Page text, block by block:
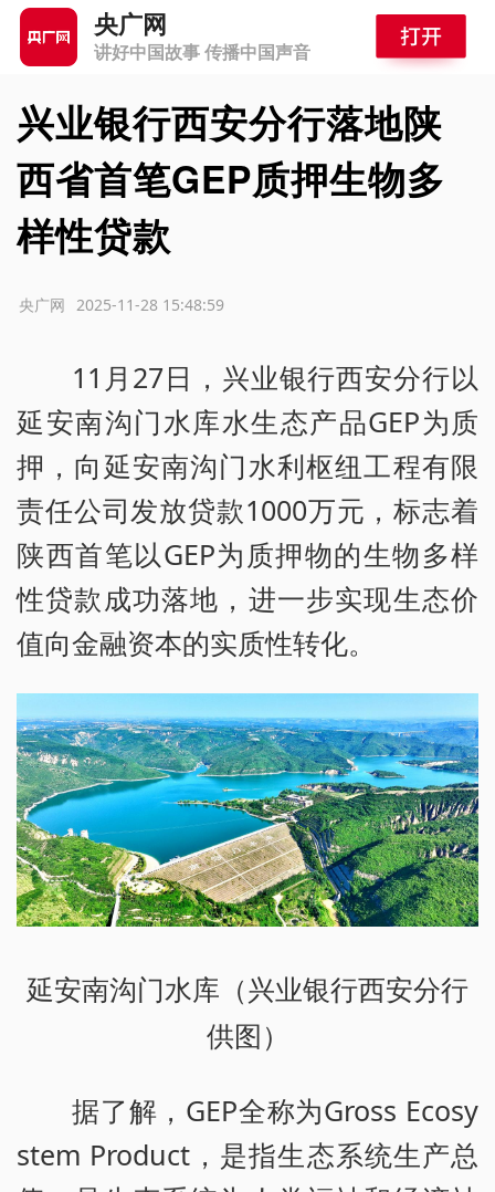
央广网
讲好中国故事 传播中国声音
兴业银行西安分行落地陕
西省首笔GEP质押生物多
样性贷款
2025-11-28 15:48:59
央广网
11月27日，兴业银行西安分行以
延安南沟门水库水生态产品GEP为质
押，向延安南沟门水利枢纽工程有限
责任公司发放贷款1000万元，标志着
陕西首笔以GEP为质押物的生物多样
性贷款成功落地，进一步实现生态价
值向金融资本的实质性转化。
延安南沟门水库（兴业银行西安分行
供图）
据了解，GEP全称为Gross Ecosy
stem Product，是指生态系统生产总